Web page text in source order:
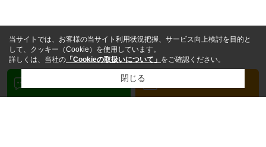
当サイトでは、お客様の当サイト利用状況把握、サービス向上検討を目的と
して、クッキー（Cookie）を使用しています。
詳しくは、当社の 「Cookieの取扱いについて」 をご確認ください。
閉じる